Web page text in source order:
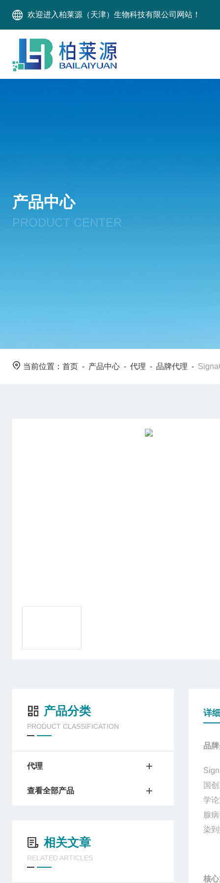
欢迎进入柏莱源（天津）生物科技有限公司网站！
产品中心
PRODUCT CENTER
当前位置： 首页 - 产品中心 - 代理 - 品牌代理 -
产品分类
PRODUCT CLASSIFICATION
代理
查看全部产品
相关文章
RELATED ARTICLES
详
品
国
学
腺
染
核